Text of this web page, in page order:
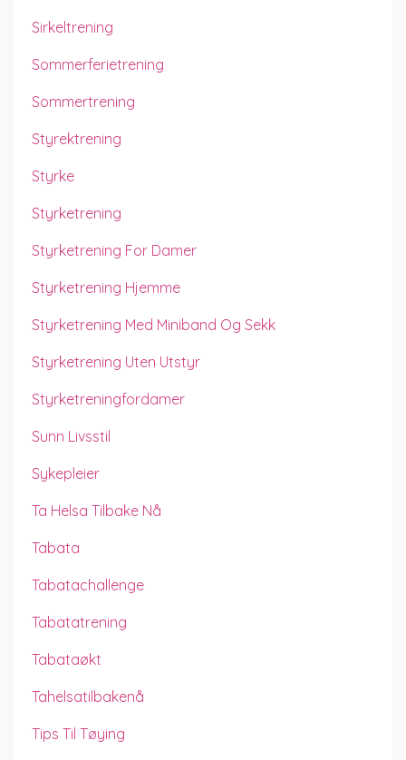
Sirkeltrening
Sommerferietrening
Sommertrening
Styrektrening
Styrke
Styrketrening
Styrketrening For Damer
Styrketrening Hjemme
Styrketrening Med Miniband Og Sekk
Styrketrening Uten Utstyr
Styrketreningfordamer
Sunn Livsstil
Sykepleier
Ta Helsa Tilbake Nå
Tabata
Tabatachallenge
Tabatatrening
Tabataøkt
Tahelsatilbakenå
Tips Til Tøying